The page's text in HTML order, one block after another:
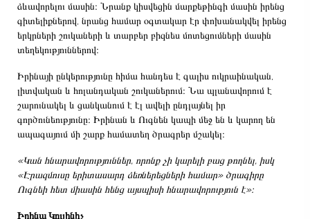
ձևավորելու մասին։ Նրանք կիսվեցին մարքեթինգի մասին իրենց
գիտելիքներով, նրանց համար օգտակար էր փոխանակվել իրենց
երկրների շուկաների և տարբեր բիզնես մոտեցումների մասին
տեղեկություններով։
Իրինայի ընկերությունը հիմա հանդես է գալիս ուկրաինական,
լիտվական և հոլանդական շուկաներում։ Նա պլանավորում է
շարունակել և ցանկանում է էլ ավելի ընդլայնել իր
գործունեությունը։ Իրինան և Ուգնեն կապի մեջ են և կարող են
ապագայում մի շարք համատեղ ծրագրեր մշակել։
«Կան հնարավորություններ, որոնք չի կարելի բաց թողնել, իսկ
«Էրազմուսը երիտասարդ ձեռներեցների համար» ծրագիրը
Ուգնեի հետ միասին հենց այսպիսի հնարավորություն է»։
Իրինա Կուլինիչ